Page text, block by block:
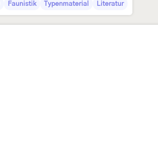
Faunistik Typenmaterial Literatur